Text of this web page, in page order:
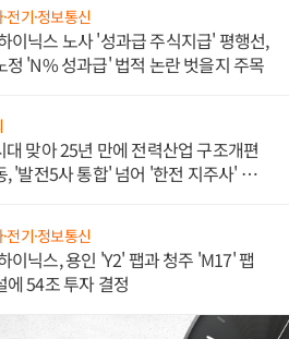
전기·정보통신
이닉스 노사 '성과급 주식지급' 평행선,
정 'N% 성과급' 법적 논란 벗을지 주목
대 맞아 25년 만에 전력산업 구조개편
, '발전5사 통합' 넘어 '한전 지주사' 재편
전기·정보통신
이닉스, 용인 'Y2' 팹과 청주 'M17' 팹
에 54조 투자 결정